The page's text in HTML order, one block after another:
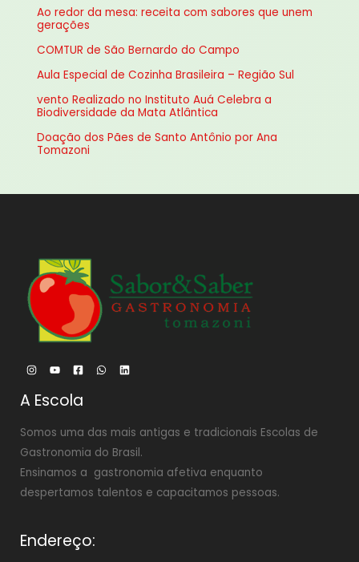
s
p
o
:
Ao redor da mesa: receita com sabores que unem
gerações
COMTUR de São Bernardo do Campo
Aula Especial de Cozinha Brasileira – Região Sul
vento Realizado no Instituto Auá Celebra a
Biodiversidade da Mata Atlântica
Doação dos Pães de Santo Antônio por Ana
Tomazoni
A Escola
Somos uma das mais antigas e tradicionais Escolas de
Gastronomia do Brasil.
Ensinamos a gastronomia afetiva enquanto
despertamos talentos e capacitamos pessoas.
Endereço: